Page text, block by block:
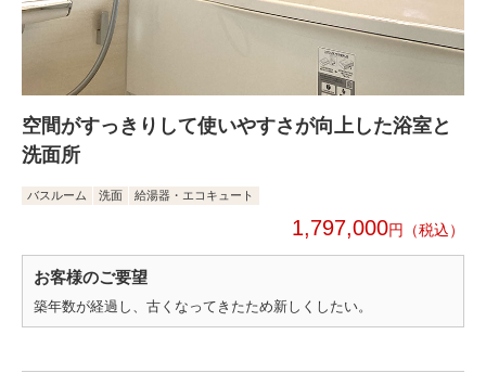
空間がすっきりして使いやすさが向上した浴室と
洗面所
バスルーム 洗面 給湯器・エコキュート
1,797,000円
お客様のご要望
築年数が経過し、古くなってきたため新しくしたい。